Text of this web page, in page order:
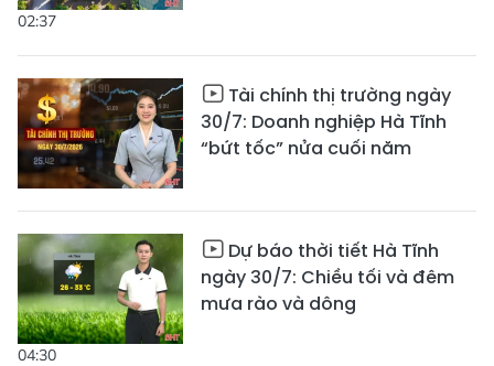
02:37
Tài chính thị trường ngày
30/7: Doanh nghiệp Hà Tĩnh
“bứt tốc” nửa cuối năm
04:30
Dự báo thời tiết Hà Tĩnh
ngày 30/7: Chiều tối và đêm
mưa rào và dông